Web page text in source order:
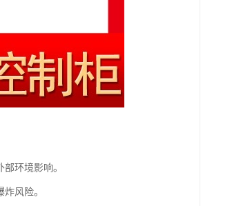
环境影响。
风险。